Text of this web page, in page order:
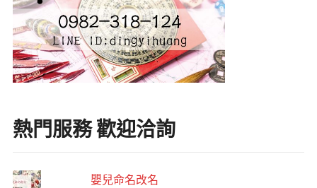
熱門服務 歡迎洽詢
嬰兒命名改名